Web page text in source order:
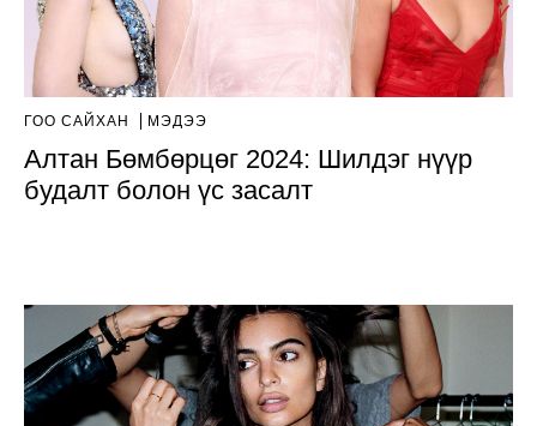
ГОО САЙХАН МЭДЭЭ
Алтан Бөмбөрцөг 2024: Шилдэг нүүр
будалт болон үс засалт